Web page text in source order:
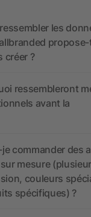
les
créer ?
ressembleront
avant la
commander des
mesure
couleurs
spécifiques) ?